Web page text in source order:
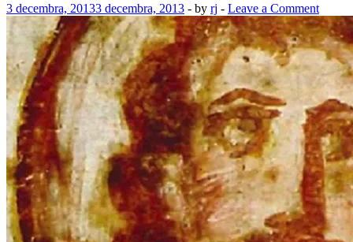
3 decembra, 20133 decembra, 2013 - by rj - Leave a Comment